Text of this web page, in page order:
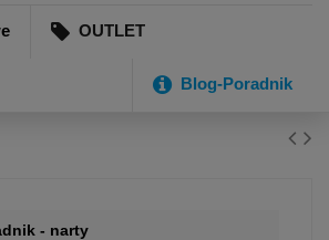
OUTLET
Blog-Poradnik
- narty